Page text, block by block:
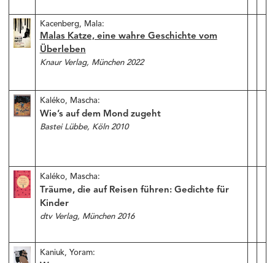
Kacenberg, Mala:
Malas Katze, eine wahre Geschichte vom
Überleben
Knaur Verlag, München 2022
Kaléko, Mascha:
Wie’s auf dem Mond zugeht
Bastei Lübbe, Köln 2010
Kaléko, Mascha:
Träume, die auf Reisen führen: Gedichte für
Kinder
dtv Verlag, München 2016
Kaniuk, Yoram: